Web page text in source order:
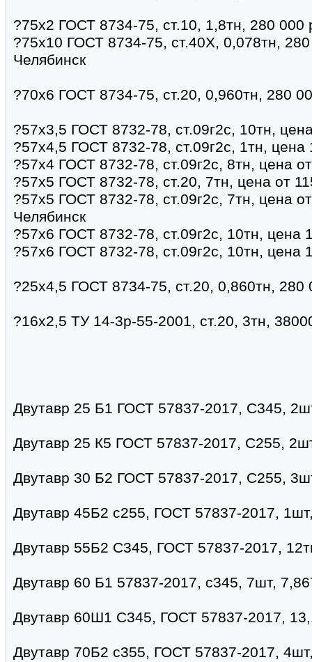
?75х2 ГОСТ 8734-75, ст.10, 1,8тн, 280
?75х10 ГОСТ 8734-75, ст.40Х, 0,078тн,
Челябинск
?70х6 ГОСТ 8734-75, ст.20, 0,960тн, 280
?57х3,5 ГОСТ 8732-78, ст.09г2с, 10тн,
?57х4,5 ГОСТ 8732-78, ст.09г2с, 1тн, цена
?57х4 ГОСТ 8732-78, ст.09г2с, 8тн, цена
?57х5 ГОСТ 8732-78, ст.20, 7тн, цена от
?57х5 ГОСТ 8732-78, ст.09г2с, 7тн, цена
Челябинск
?57х6 ГОСТ 8732-78, ст.09г2с, 10тн, цена
?57х6 ГОСТ 8732-78, ст.09г2с, 10тн, цена
?25х4,5 ГОСТ 8734-75, ст.20, 0,860тн,
?16х2,5 ТУ 14-3р-55-2001, ст.20, 3тн,
Двутавр 25 Б1 ГОСТ 57837-2017, С345,
Двутавр 25 К5 ГОСТ 57837-2017, С255,
Двутавр 30 Б2 ГОСТ 57837-2017, С255,
Двутавр 45Б2 с255, ГОСТ 57837-2017,
Двутавр 55Б2 С345, ГОСТ 57837-2017,
Двутавр 60 Б1 57837-2017, с345, 7шт,
Двутавр 60Ш1 С345, ГОСТ 57837-2017,
Двутавр 70Б2 с355, ГОСТ 57837-2017,